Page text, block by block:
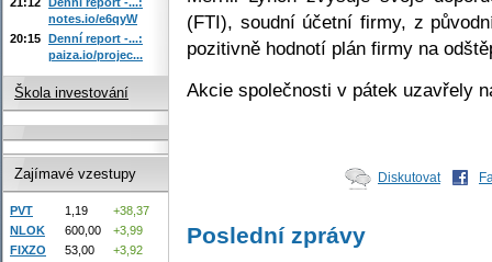
(FTI), soudní účetní firmy, z
pozitivně hodnotí plán firmy na
Akcie společnosti v pátek uzavřely
Diskutovat
Poslední zprávy
notes.io/e6qyW
20:15 Denní report -...:
paiza.io/projec...
Škola investování
Zajímavé vzestupy
PVT 1,19
+38,37
NLOK
600,00
+3,99
FIXZO
53,00
+3,92